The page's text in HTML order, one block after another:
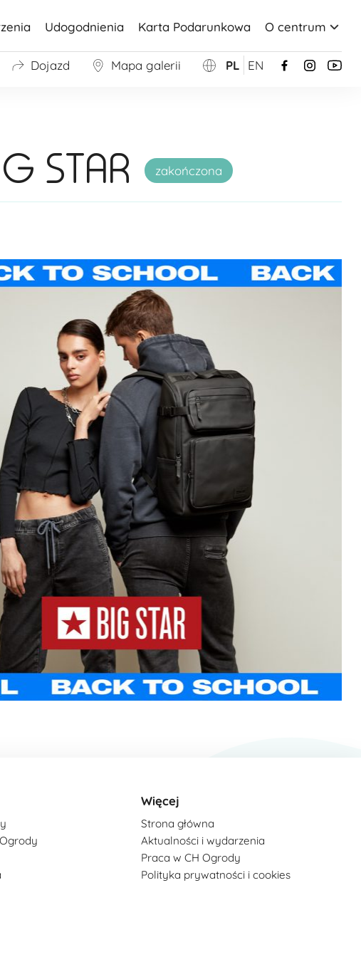
Udogodnienia Karta Podarunkowa O centrum
Dojazd Mapa galerii PL EN
STAR zakończona
Więcej
Strona główna
Aktualności i wydarzenia
Praca w CH Ogrody
Polityka prywatności i cookies